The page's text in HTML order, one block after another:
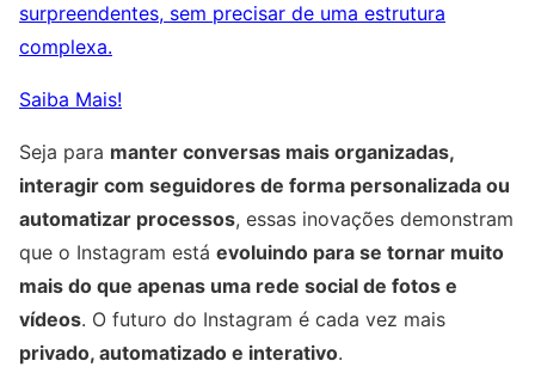
surpreendentes, sem precisar de uma estrutura
complexa.
Saiba Mais!
Seja para manter conversas mais organizadas,
interagir com seguidores de forma personalizada ou
automatizar processos, essas inovações demonstram
que o Instagram está evoluindo para se tornar muito
mais do que apenas uma rede social de fotos e
vídeos. O futuro do Instagram é cada vez mais
privado, automatizado e interativo.